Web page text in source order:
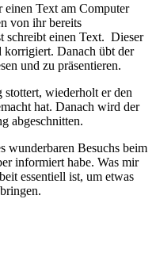
Text am Computer
von ihr bereits
schreibt einen Text. Dieser
Danach übt der
und zu präsentieren.
wiederholt er den
hat. Danach wird der
abgeschnitten.
wunderbaren Besuchs beim
informiert habe. Was mir
essentiell ist, um etwas